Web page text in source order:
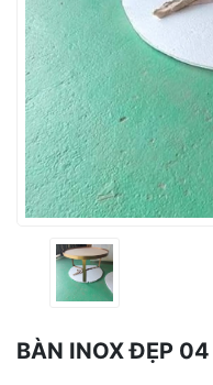
BÀN INOX ĐẸP 04